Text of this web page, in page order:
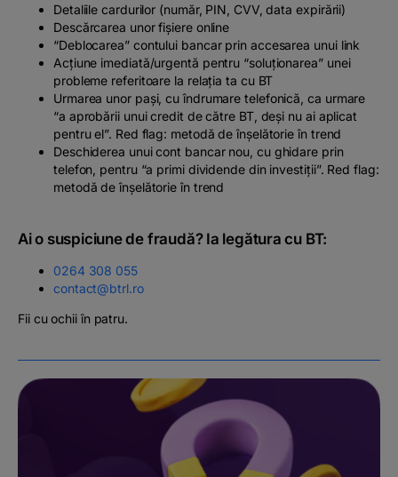
Detaliile cardurilor (număr, PIN, CVV, data expirării)
Descărcarea unor fișiere online
“Deblocarea” contului bancar prin accesarea unui link
Acțiune imediată/urgentă pentru “soluționarea” unei
probleme referitoare la relația ta cu BT
Urmarea unor pași, cu îndrumare telefonică, ca urmare
“a aprobării unui credit de către BT, deși nu ai aplicat
pentru el”. Red flag: metodă de înșelătorie în trend
Deschiderea unui cont bancar nou, cu ghidare prin
telefon, pentru “a primi dividende din investiții”. Red flag:
metodă de înșelătorie în trend
Ai o suspiciune de fraudă? Ia legătura cu BT:
0264 308 055
contact@btrl.ro
Fii cu ochii în patru.